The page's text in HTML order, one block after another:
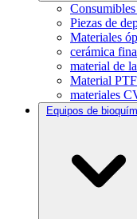
Piezas de
Materiales
cerámica fina
material de
Material
materiales
Equipos de